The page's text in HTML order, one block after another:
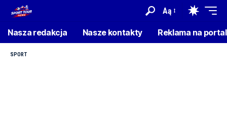
Aą
Nasza redakcja Nasze kontakty Reklama na
SPORT